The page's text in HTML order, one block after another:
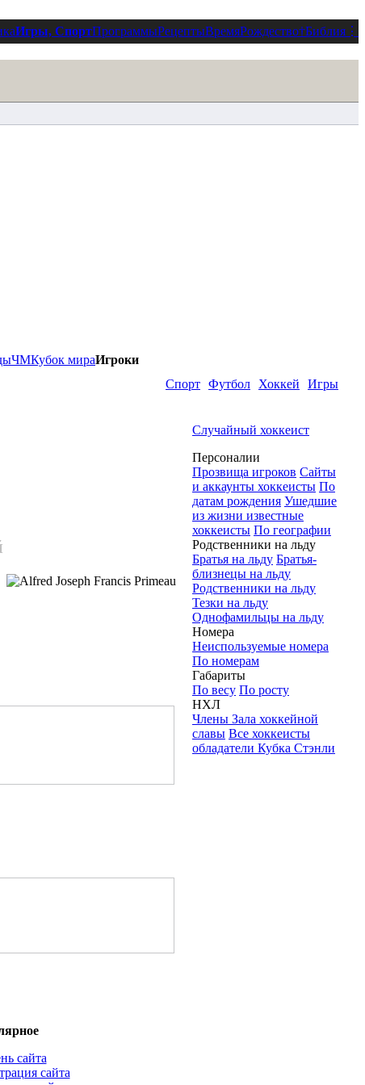
Игры, СпортПрограммыРецептыВремяРождество†Библия ⋮
Спорт Футбол Хоккей Игры
ЧМКубок мираИгроки
Случайный хоккеист
Персоналии
Прозвища игроков Сайты
и аккаунты хоккеисты По
датам рождения Ушедшие
из жизни известные
хоккеисты По географии
Родственники на льду
Братья на льду Братья-
близнецы на льду
Родственники на льду
Тезки на льду
Однофамильцы на льду
Номера
Неиспользуемые номера
По номерам
Габариты
По весу По росту
НХЛ
Члены Зала хоккейной
славы Все хоккеисты
обладатели Кубка Стэнли
сайта
сайта